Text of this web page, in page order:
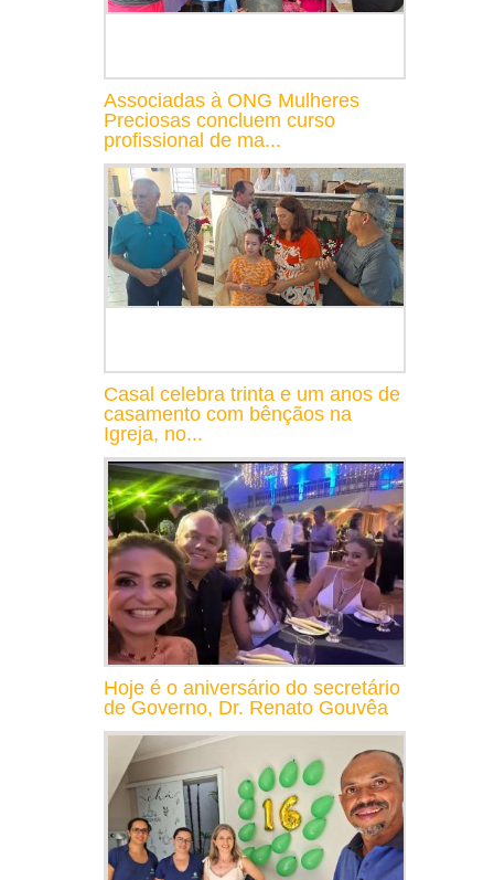
Associadas à ONG Mulheres
Preciosas concluem curso
profissional de ma...
Casal celebra trinta e um anos de
casamento com bênçãos na
Igreja, no...
Hoje é o aniversário do secretário
de Governo, Dr. Renato Gouvêa